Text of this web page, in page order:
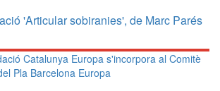
'Articular sobiranies', de Marc Parés